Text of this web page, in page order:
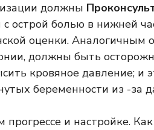
должны
острой болью в нижней
оценки. Аналогичным
должны быть
кровяное давление; и
беременности из -за
и настройке.